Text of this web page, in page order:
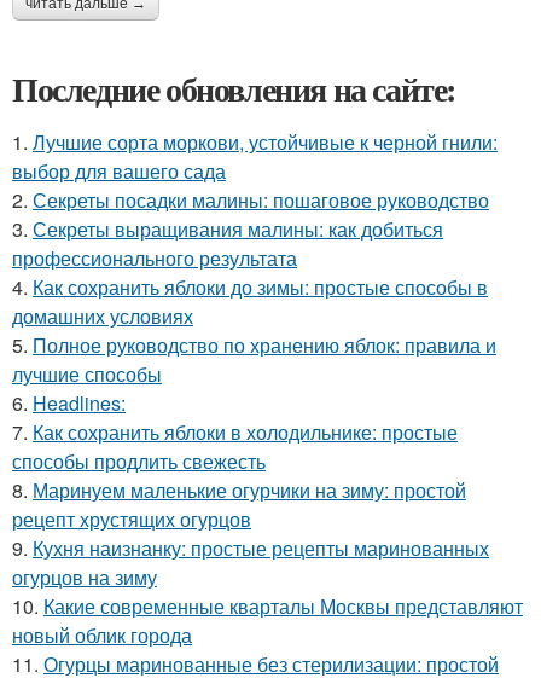
читать дальше →
Последние обновления на сайте:
1. Лучшие сорта моркови, устойчивые к черной гнили:
выбор для вашего сада
2. Секреты посадки малины: пошаговое руководство
3. Секреты выращивания малины: как добиться
профессионального результата
4. Как сохранить яблоки до зимы: простые способы в
домашних условиях
5. Полное руководство по хранению яблок: правила и
лучшие способы
6. Headlines:
7. Как сохранить яблоки в холодильнике: простые
способы продлить свежесть
8. Маринуем маленькие огурчики на зиму: простой
рецепт хрустящих огурцов
9. Кухня наизнанку: простые рецепты маринованных
огурцов на зиму
10. Какие современные кварталы Москвы представляют
новый облик города
11. Огурцы маринованные без стерилизации: простой